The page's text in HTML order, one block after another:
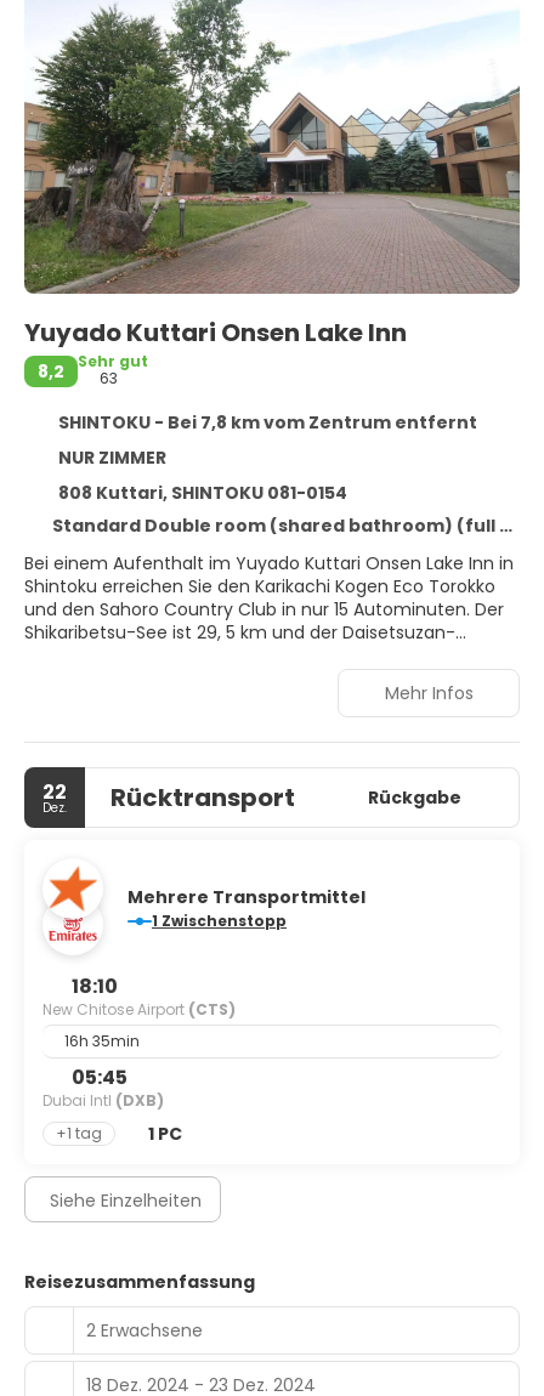
Yuyado Kuttari Onsen Lake Inn
8,2
Sehr gut
63
SHINTOKU - Bei 7,8 km vom Zentrum entfernt
NUR ZIMMER
808 Kuttari, SHINTOKU 081-0154
Standard Double room (shared bathroom) (full double bed) (bed type is subject to availability)
Bei einem Aufenthalt im Yuyado Kuttari Onsen Lake Inn in
Shintoku erreichen Sie den Karikachi Kogen Eco Torokko
und den Sahoro Country Club in nur 15 Autominuten. Der
Shikaribetsu-See ist 29, 5 km und der Daisetsuzan-
sich in den hoteleigenen Thermalquellen und singen Sie
Ihre Lieblingslieder beim Karaoke. Die Rezeption ist zu
bestimmten Zeiten besetzt. Kostenlose Parkplätze stehen
Ihnen auf dem Gelände zur Verfügung. Genießen Sie im
Restaurant des Yuyado Kuttari Onsen Lake Inn eine
leckere Mahlzeit. Fühlen Sie sich wie zu Hause in einem der
29 Gästezimmer mit Kühlschrank und LCD-Fernseher.
Verbindung bleiben. Schreibtische und Wasserkocher
gehören ebenfalls zur Ausstattung.
Mehr Infos
22
Dez. Rücktransport Rückgabe
Mehrere Transportmittel
1 Zwischenstopp
18:10
New Chitose Airport (CTS)
16h 35min
05:45
Dubai Intl (DXB)
+1 tag
1 PC
Siehe Einzelheiten
Reisezusammenfassung
2 Erwachsene
18 Dez. 2024 - 23 Dez. 2024